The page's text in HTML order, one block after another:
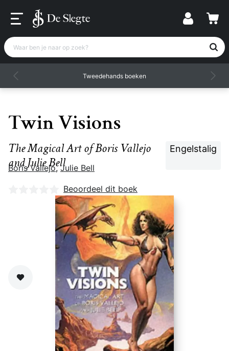
Waar ben je naar op zoek?
Tweedehands boeken
Twin Visions
The Magical Art of Boris Vallejo
and Julie Bell
Engelstalig
Boris Vallejo,Julie Bell
Nog geen beoordelingen
Beoordeel dit boek
Zet op verlanglijst